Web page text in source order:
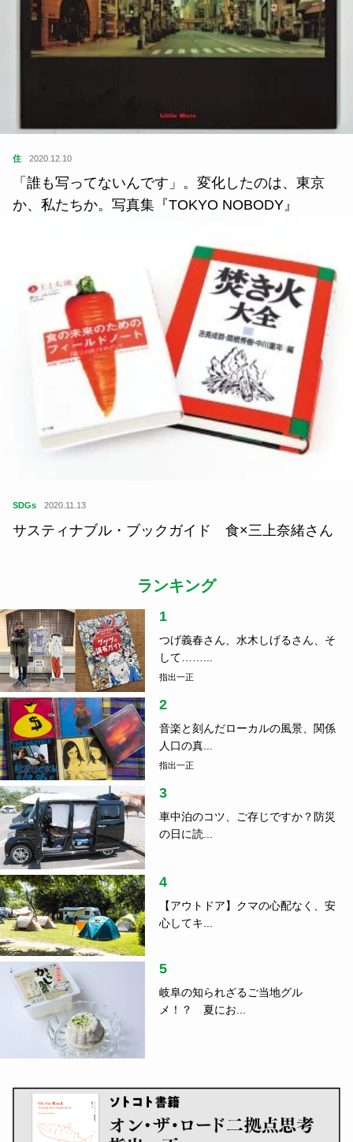
住 2020.12.10
「誰も写ってないんです」。変化したのは、東京
か、私たちか。写真集『TOKYO NOBODY』
SDGs 2020.11.13
サスティナブル・ブックガイド 食×三上奈緒さん
ランキング
1
つげ義春さん、水木しげるさん、そ
して……...
指出一正
2
音楽と刻んだローカルの風景、関係
人口の真...
指出一正
3
車中泊のコツ、ご存じですか？防災
の日に読...
4
【アウトドア】クマの心配なく、安
心してキ...
5
岐阜の知られざるご当地グル
メ！？ 夏にお...